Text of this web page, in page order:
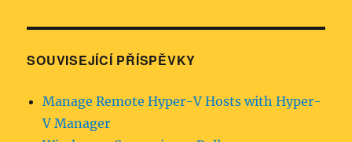
SOUVISEJÍCÍ PŘÍSPĚVKY
Manage Remote Hyper-V Hosts with Hyper-
V Manager